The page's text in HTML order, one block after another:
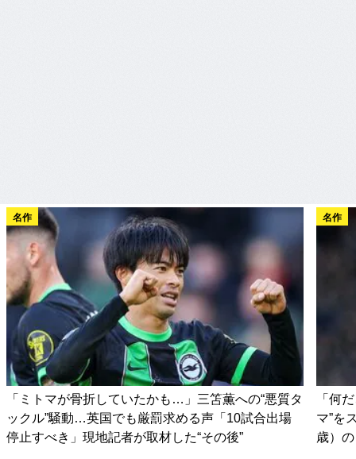
名作
「ミトマが骨折していたかも…」三笘薫への“悪質タ
ックル”騒動…英国でも厳罰求める声「10試合出場
停止すべき」現地記者が取材した“その後”
名作
「何
マ”を
歳）